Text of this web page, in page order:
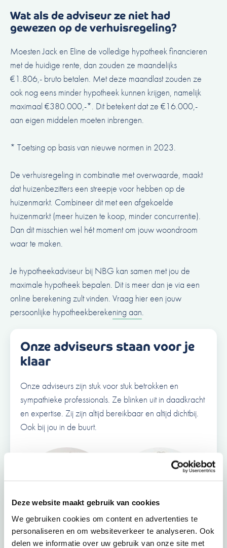
Deze website maakt gebruik van cookies
We gebruiken cookies om content en advertenties te
personaliseren en om websiteverkeer te analyseren. Ook
delen we informatie over uw gebruik van onze site met
Wat als de adviseur ze niet had
gewezen op de verhuisregeling?
Moesten Jack en Eline de volledige hypotheek financieren
met de huidige rente, dan zouden ze maandelijks
€1.806,- bruto betalen. Met deze maandlast zouden ze
ook nog eens minder hypotheek kunnen krijgen, namelijk
maximaal €380.000,-*. Dit betekent dat ze €16.000,-
aan eigen middelen moeten inbrengen.
* Toetsing op basis van nieuwe normen in 2023.
De verhuisregeling in combinatie met overwaarde, maakt
dat huizenbezitters een streepje voor hebben op de
huizenmarkt. Combineer dit met een afgekoelde
huizenmarkt (meer huizen te koop, minder concurrentie).
Dan dit misschien wel hét moment om jouw woondroom
waar te maken.
Je hypotheekadviseur bij NBG kan samen met jou de
maximale hypotheek bepalen. Dit is meer dan je via een
online berekening zult vinden. Vraag hier een jouw
persoonlijke hypotheekberekening aan.
Onze adviseurs staan voor je
klaar
Onze adviseurs zijn stuk voor stuk betrokken en
sympathieke professionals. Ze blinken uit in daadkracht
en expertise. Zij zijn altijd bereikbaar en altijd dichtbij.
Ook bij jou in de buurt.